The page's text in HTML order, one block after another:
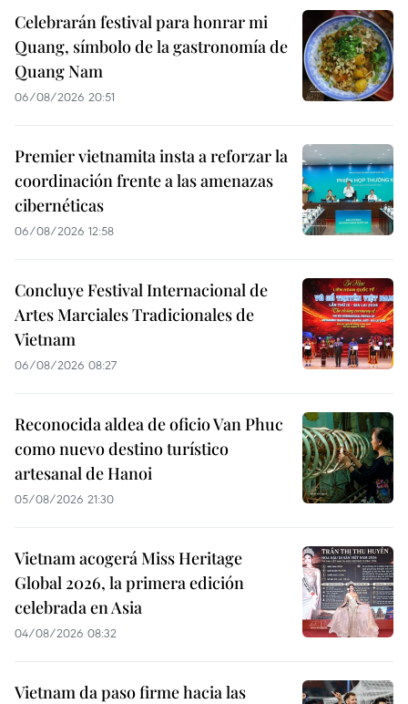
Celebrarán festival para honrar mi
Quang, símbolo de la gastronomía de
Quang Nam
06/08/2026 20:51
Premier vietnamita insta a reforzar la
coordinación frente a las amenazas
cibernéticas
06/08/2026 12:58
Concluye Festival Internacional de
Artes Marciales Tradicionales de
Vietnam
06/08/2026 08:27
Reconocida aldea de oficio Van Phuc
como nuevo destino turístico
artesanal de Hanoi
05/08/2026 21:30
Vietnam acogerá Miss Heritage
Global 2026, la primera edición
celebrada en Asia
04/08/2026 08:32
Vietnam da paso firme hacia las